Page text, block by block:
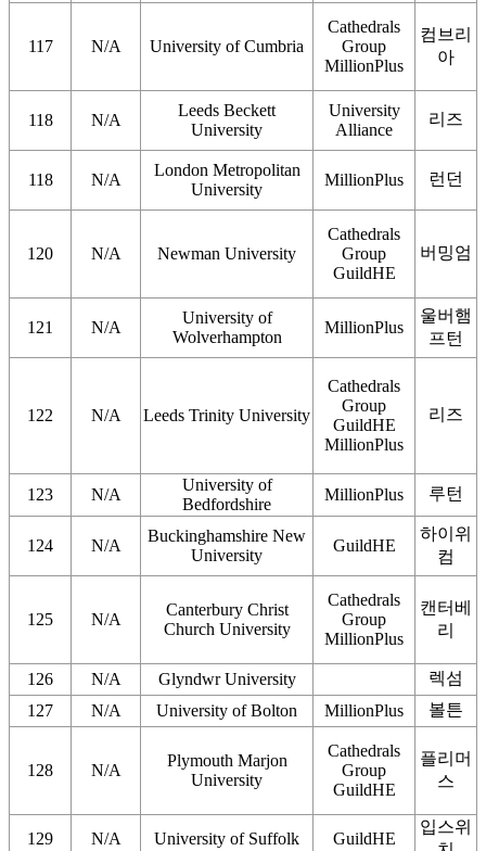
117 N/A University of Cumbria
Cathedrals
Group
MillionPlus
컴브리
아
118 N/A
Leeds Beckett
University
University
Alliance
리즈
118 N/A
London Metropolitan
University
MillionPlus 런던
120 N/A Newman University
Cathedrals
Group
GuildHE
버밍엄
121 N/A
University of
Wolverhampton
MillionPlus
울버햄
프턴
122 N/A Leeds Trinity University
Cathedrals
Group
GuildHE
MillionPlus
리즈
123 N/A
University of
Bedfordshire
MillionPlus 루턴
124 N/A
Buckinghamshire New
University
GuildHE
하이위
컴
125 N/A
Canterbury Christ
Church University
Cathedrals
Group
MillionPlus
캔터베
리
126 N/A Glyndwr University
렉섬
127
N/A University of Bolton MillionPlus 볼튼
128 N/A
Plymouth Marjon
University
Cathedrals
Group
GuildHE
플리머
스
129 N/A University of Suffolk GuildHE
입스위